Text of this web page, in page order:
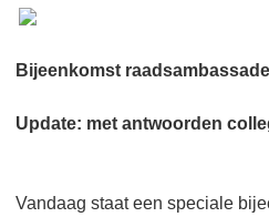
Bijeenkomst
Update: met antwoorden
Vandaag staat een speciale